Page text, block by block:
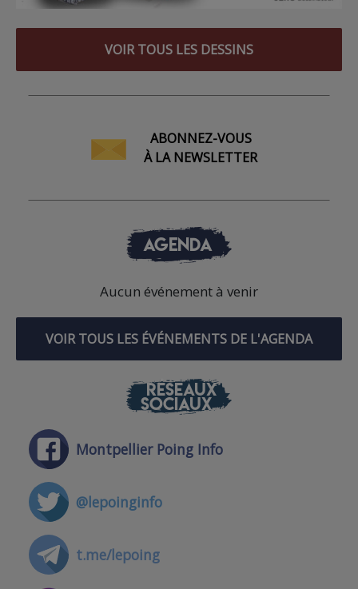
VOIR TOUS LES DESSINS
ABONNEZ-VOUS
À LA NEWSLETTER
AGENDA
Aucun événement à venir
VOIR TOUS LES ÉVÉNEMENTS DE L'AGENDA
RÉSEAUX
SOCIAUX
Montpellier Poing Info
@lepoinginfo
t.me/lepoing